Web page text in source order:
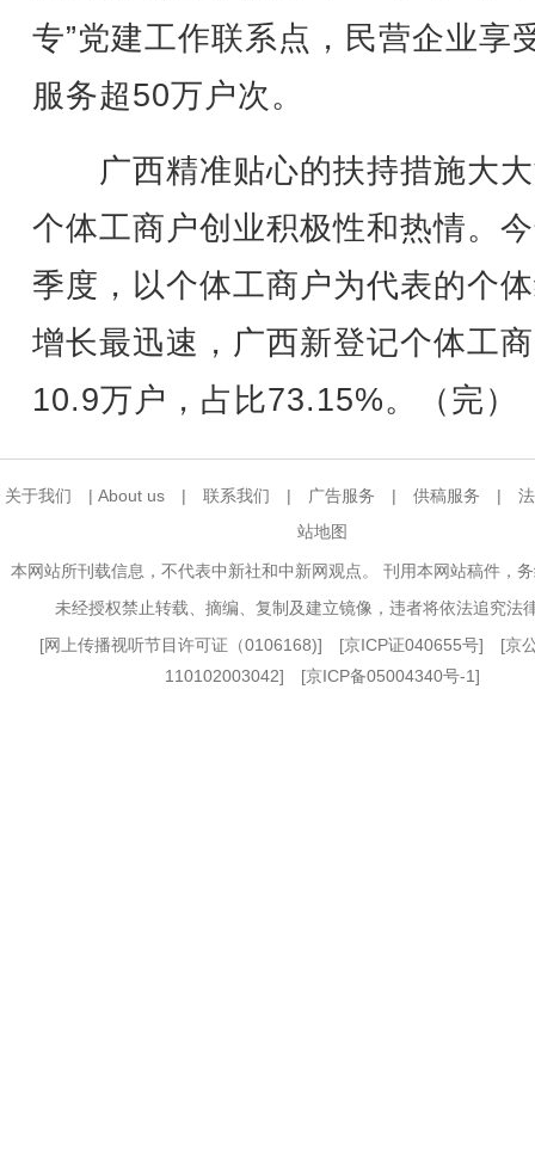
专”党建工作联系点，民营企业享
服务超50万户次。
广西精准贴心的扶持措施大
个体工商户创业积极性和热情。
季度，以个体工商户为代表的个
增长最迅速，广西新登记个体工
10.9万户，占比73.15%。（完）
关于我们 | About us | 联系我们 | 广告服务 | 供稿服务 |
站地图
本网站所刊载信息，不代表中新社和中新网观点。 刊用本网站稿件，
未经授权禁止转载、摘编、复制及建立镜像，违者将依法追究法
[网上传播视听节目许可证（0106168)] [京ICP证040655号] [京
110102003042] [京ICP备05004340号-1]